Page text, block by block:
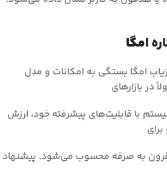
امگا
امگا بستگی به امکانات و مدل
در بازارهای
با قابلیت‌های پیشرفته خود، ارزش
مقرون به صرفه محسوب می‌شود. پیشنهاد